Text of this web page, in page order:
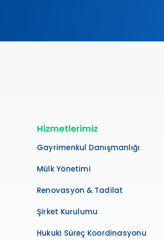
Hizmetlerimiz
Gayrimenkul Danışmanlığı
Mülk Yönetimi
Renovasyon & Tadilat
Şirket Kurulumu
Hukuki Süreç Koordinasyonu